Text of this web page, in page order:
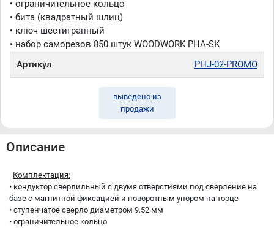
для удобного хранения саморезов и других мелочей,
всегда пригодится в мастерской и предотвратит
случайное перемешивание саморезов во время
транспортировки
для твёрдолиственных пород дерева таких, как ясень,
берёза, дуб, орех, вишня, клён,красное дерево
для фанеры, МДФ, ЛДСП, мягких пород дерева таких, как
сосна, кедр, ель, пихта, липа, тополь, осина
гильзой WOODWORK PHJ-02-PROMO - это самый
доступный по цене вариант для знакомства с очень
Hole'' (соединение на косой шуруп)
Бренд WOODWORK / ВУДВОРК (Россия)
Производство (Тайвань)
• ограничительное кольцо
• бита (квадратный шлиц)
• ключ шестигранный
• набор саморезов 850 штук WOODWORK PHA-SK
Артикул
PHJ-02-PROMO
выведено из
продажи
Описание
Комплектация:
• кондуктор сверлильный с двумя отверстиями под сверление на
базе с магнитной фиксацией и поворотным упором на торце
• ступенчатое сверло диаметром 9.52 мм
• ограничительное кольцо